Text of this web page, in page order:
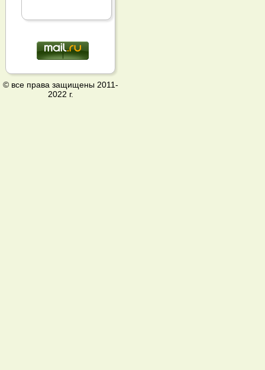
© все права защищены 2011-
2022 г.